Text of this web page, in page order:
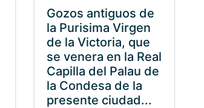
Gozos antiguos de
la Purisima Virgen
de la Victoria, que
se venera en la Real
Capilla del Palau de
la Condesa de la
presente ciudad...